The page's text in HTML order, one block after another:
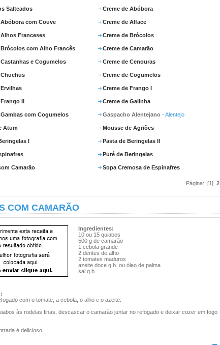
Salteados Creme de Abóbora
Abóbora com Couve Creme de Alface
Franceses Creme de Brócolos
Brócolos com Alho Francês Creme de Camarão
e Cogumelos Creme de Cenouras
Chuchus Creme de Cogumelos
Creme de Frango I
II Creme de Galinha
com Cogumelos Gaspacho Alentejano - Alentejo
Atum Mousse de Agriões
I Pasta de Beringelas II
Puré de Beringelas
Camarão Sopa Cremosa de Espinafres
Página: [1] 2
COM CAMARÃO
Ingredientes:
10 ou 15 quiabos
500 g de camarão
1 cebola grande
2 dentes de alho
2 tomates maduros
azeite doce q.b. ou óleo de palma
sal q.b.
com o tomate, a cebola, o alho e o azeite.
às rodelas finas, descascar o camarão juntar no refogado e deixar cozer em fogo
é delicioso.